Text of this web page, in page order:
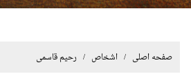
صفحه اصلی / اشخاص / رحیم قاسمی